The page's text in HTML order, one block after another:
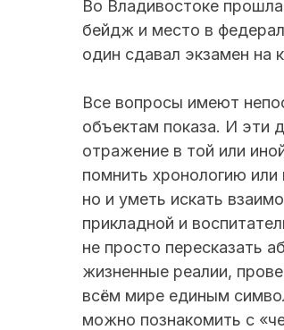
Во Владивостоке
бейдж и место в
один сдавал экзамен на
Все вопросы имеют
объектам показа. И эти
отражение в той или
помнить хронологию
но и уметь искать
прикладной и
не просто пересказать
жизненные реалии,
всём мире единым
можно познакомить с